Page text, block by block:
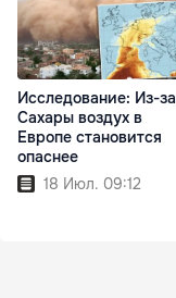
Исследование: Из-за
Сахары воздух в
Европе становится
опаснее
18 Июл. 09:12